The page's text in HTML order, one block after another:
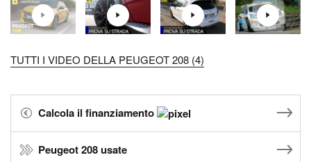
TUTTI I VIDEO DELLA PEUGEOT 208 (4)
Calcola il finanziamento
Peugeot 208 usate